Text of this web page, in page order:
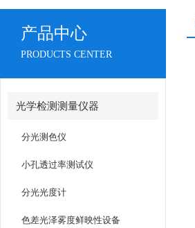
产品中心
PRODUCTS CENTER
光学检测测量仪器
分光测色仪
小孔透过率测试仪
分光光度计
色差光泽雾度鲜映性设备